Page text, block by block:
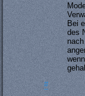
Bei
des
#